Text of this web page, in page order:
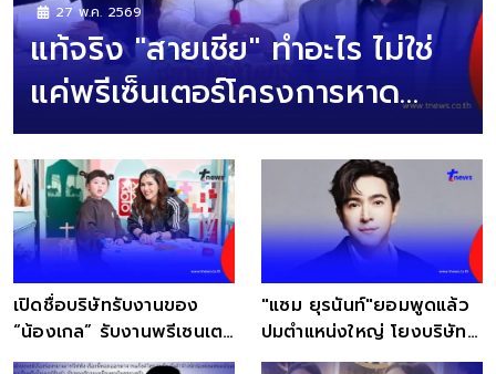
27 พ.ค. 2569
แท้จริง "สายเชีย" ทำอะไร ไม่ใช่
แค่พรีเซ็นเตอร์โครงการหาด
ทรายขาว
เปิดชื่อบริษัทรับงานของ
“น้องเกล” รับงานพรีเซนเต
อร์รัวๆ
"แซม ยุรนันท์"ยอมพูดแล้ว
ปมตำแหน่งใหญ่ โยงบริษัท
ดัง